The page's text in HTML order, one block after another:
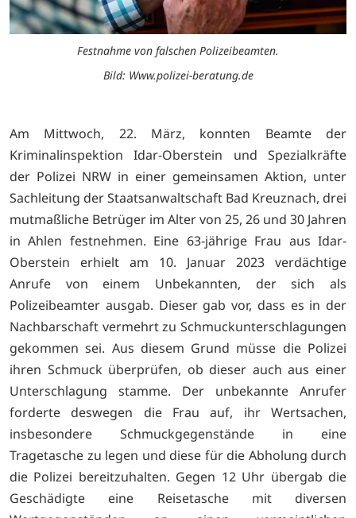
Festnahme von falschen Polizeibeamten.
Bild: Www.polizei-beratung.de
Am Mittwoch, 22. März, konnten Beamte der
Kriminalinspektion Idar-Oberstein und Spezialkräfte
der Polizei NRW in einer gemeinsamen Aktion, unter
Sachleitung der Staatsanwaltschaft Bad Kreuznach, drei
mutmaßliche Betrüger im Alter von 25, 26 und 30 Jahren
in Ahlen festnehmen. Eine 63-jährige Frau aus Idar-
Oberstein erhielt am 10. Januar 2023 verdächtige
Anrufe von einem Unbekannten, der sich als
Polizeibeamter ausgab. Dieser gab vor, dass es in der
Nachbarschaft vermehrt zu Schmuckunterschlagungen
gekommen sei. Aus diesem Grund müsse die Polizei
ihren Schmuck überprüfen, ob dieser auch aus einer
Unterschlagung stamme. Der unbekannte Anrufer
forderte deswegen die Frau auf, ihr Wertsachen,
insbesondere Schmuckgegenstände in eine
Tragetasche zu legen und diese für die Abholung durch
die Polizei bereitzuhalten. Gegen 12 Uhr übergab die
Geschädigte eine Reisetasche mit diversen